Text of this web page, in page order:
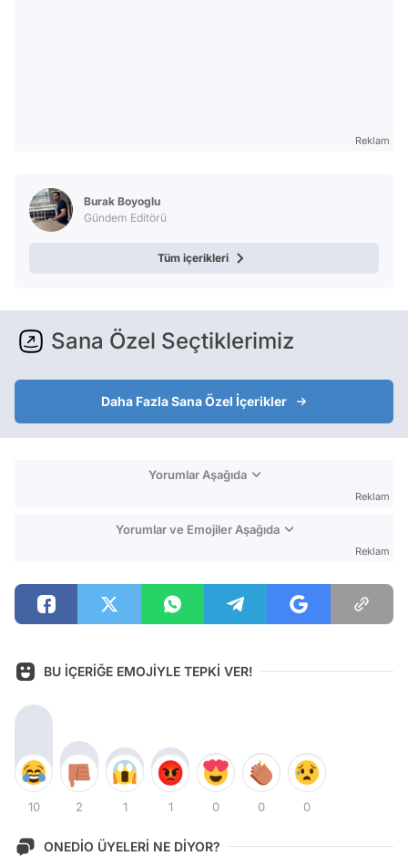
Reklam
Burak Boyoglu
Gündem Editörü
Tüm içerikleri
Sana Özel Seçtiklerimiz
Daha Fazla Sana Özel İçerikler
Yorumlar Aşağıda
Reklam
Yorumlar ve Emojiler Aşağıda
Reklam
BU İÇERİĞE EMOJİYLE TEPKİ VER!
10 2 1 1 0 0 0
ONEDİO ÜYELERİ NE DİYOR?